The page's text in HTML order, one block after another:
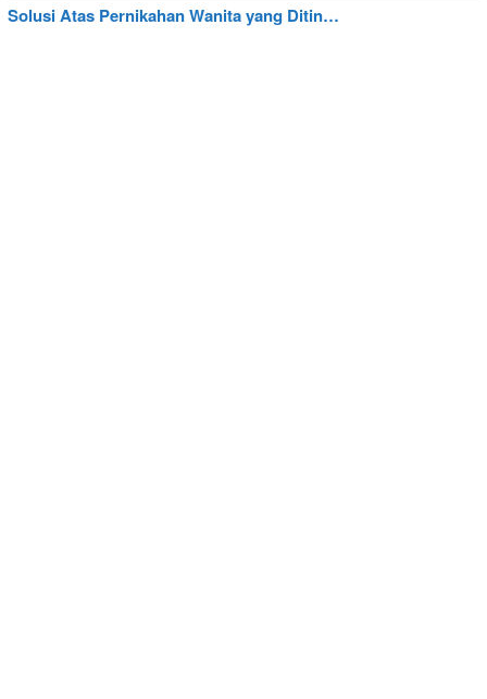
Solusi Atas Pernikahan Wanita yang Ditin…